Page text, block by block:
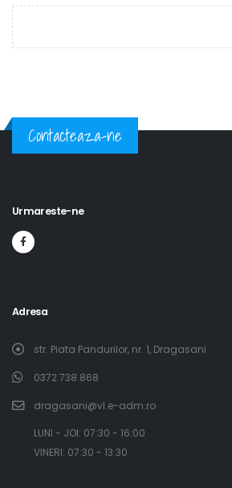
Contacteaza-ne
Urmareste-ne
Adresa
str. Piata Pandurilor, nr. 1, Dragasani
0372 738 868
dragasani@vl.e-adm.ro
​LUNI - JOI: 07:30 - 16:00
​ VINERI: 07:30 - 13:30